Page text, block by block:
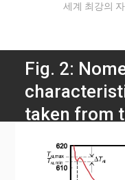
세계 최강의
Fig. 2:
taken from
열 해석을 통한 A356